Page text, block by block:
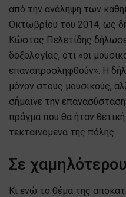
από την ανάληψη των
Οκτωβρίου του 2014, ως
Κώστας Πελετίδης
δοξολογίας, ότι «οι
επαναπροσληφθούν». Η
μόνον στους μουσικούς,
σήμαινε την
πράγμα που θα ήταν θετική
τεκταινόμενα της πόλης.
Σε
Κι ενώ το θέμα της